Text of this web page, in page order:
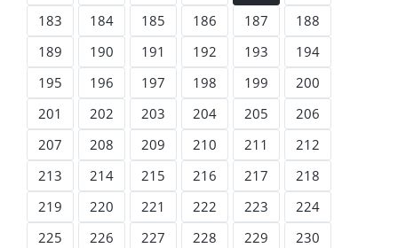
183
184 185 186 187
188
189
190 191 192 193
194
195
196 197 198 199
200
201
202 203 204 205
206
207
208 209 210 211
212
213
214 215 216 217
218
219
220 221 222 223
224
225
226 227 228 229
230